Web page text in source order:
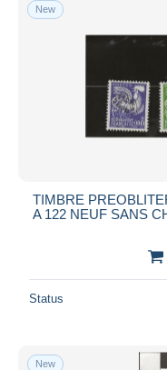
New
TIMBRE
A 122 NEUF SANS
Status
New